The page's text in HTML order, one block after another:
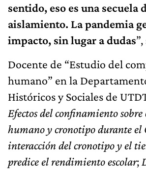
sentido, eso es una secuela
aislamiento. La pandemia
impacto, sin lugar a dudas
Docente de “Estudio del
humano” en la
Históricos y Sociales de
Efectos del confinamiento sobre
humano y cronotipo durante el
interacción del cronotipo y el
predice el rendimiento escolar;